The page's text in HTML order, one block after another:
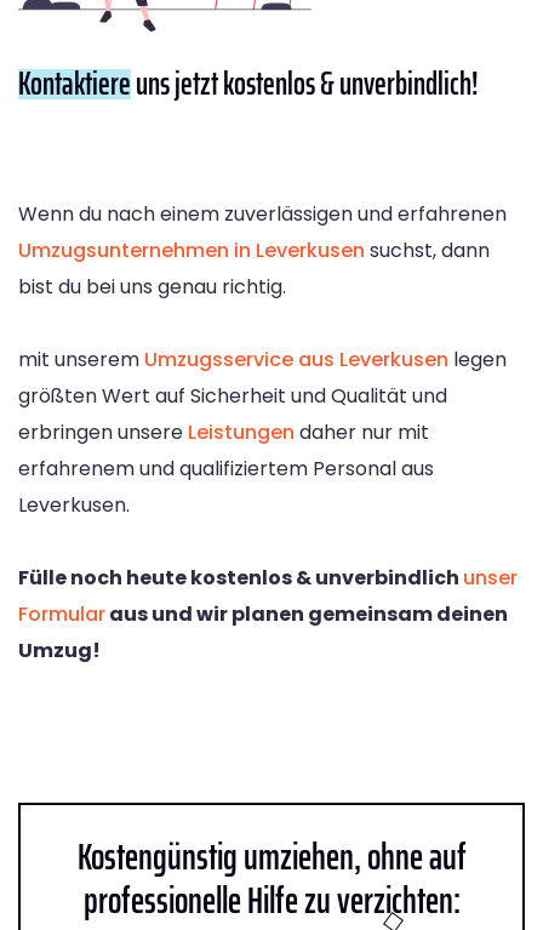
Kontaktiereuns jetzt kostenlos & unverbindlich!
Wenn du nach einem zuverlässigen und erfahrenen
Umzugsunternehmen in Leverkusen suchst, dann
bist du bei uns genau richtig.
mit unserem Umzugsservice aus Leverkusen legen
größten Wert auf Sicherheit und Qualität und
erbringen unsere Leistungen daher nur mit
erfahrenem und qualifiziertem Personal aus
Leverkusen.
Fülle noch heute kostenlos & unverbindlich unser
Formularaus und wir planen gemeinsam deinen
Umzug!
Kostengünstig umziehen, ohne auf
professionelle Hilfe zu verzichten: